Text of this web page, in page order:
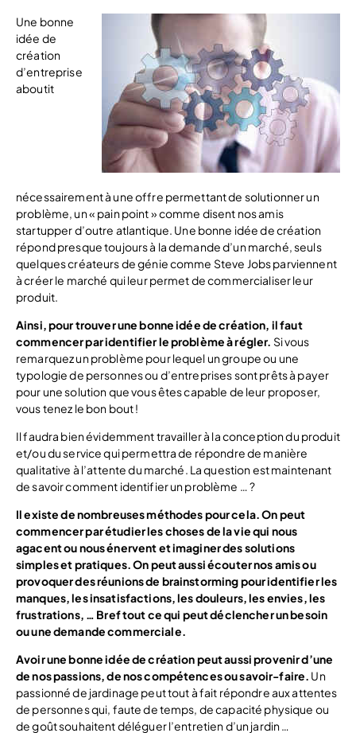
Une bonne
idée de
création
d’entreprise
aboutit
nécessairement à une offre permettant de solutionner un
problème, un « pain point » comme disent nos amis
startupper d’outre atlantique. Une bonne idée de création
répond presque toujours à la demande d’un marché, seuls
quelques créateurs de génie comme Steve Jobs parviennent
à créer le marché qui leur permet de commercialiser leur
produit.
Ainsi , pour trouver une bonne idée de création, il faut
commencer paridentifier le problème à régler. Si vous
remarquez un problème pour lequel un groupe ou une
typologie de personnes ou d’entreprises sont prêts à payer
pour une solution que vous êtes capable de leur proposer,
vous tenez le bon bout !
Il faudra bien évidemment travailler à la conception du produit
et/ou du service qui permettra de répondre de manière
qualitative à l’attente du marché. La question est maintenant
de savoir comment identifier un problème … ?
Il existe de nombreuses méthodes pour cela. On peut
commencer par étudier les choses de la vie qui nous
agacent ou nous énervent et imaginer des solutions
simpleset pratiques.On peut aussi écouter nos amis ou
provoquer des réunions de brainstormingpour identifier les
manques, les insatisfactions, les douleurs, les envies, les
frustrations, … Bref tout ce qui peut déclencher un besoin
ou une demande commerciale.
Avoir une bonne idée de création peut aussi provenir d’une
de nos passions, de nos compétences ou savoir-faire. Un
passionné de jardinage peut tout à fait répondre aux attentes
de personnes qui, faute de temps, de capacité physique ou
de goût souhaitent déléguer l’entretien d’un jardin …